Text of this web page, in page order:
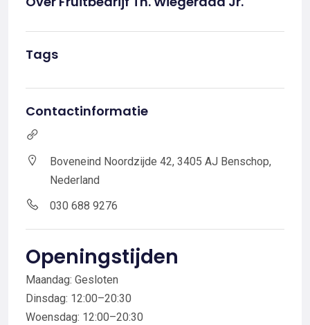
Tags
Contactinformatie
Boveneind Noordzijde 42, 3405 AJ Benschop,
Nederland
030 688 9276
Openingstijden
Maandag: Gesloten
Dinsdag: 12:00–20:30
Woensdag: 12:00–20:30